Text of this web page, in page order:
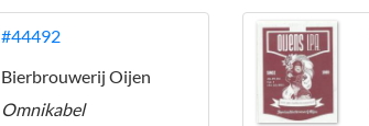
#44492
Bierbrouwerij Oijen
Omnikabel